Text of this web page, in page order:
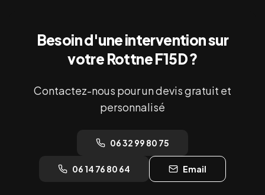
Besoin d'une intervention sur
votre Rottne F15D?
Contactez-nous pour un devis gratuit et
personnalisé
06 32 99 80 75
06 14 76 80 64 Email